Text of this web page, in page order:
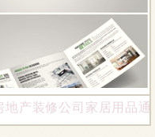
地产装修公司家居用品